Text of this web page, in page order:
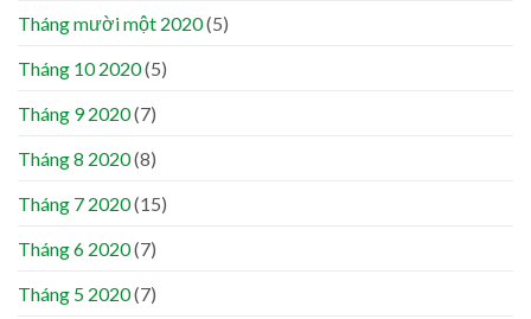
Tháng mười một 2020(5)
Tháng 10 2020(5)
Tháng 9 2020(7)
Tháng 8 2020(8)
Tháng 7 2020(15)
Tháng 6 2020(7)
Tháng 5 2020(7)